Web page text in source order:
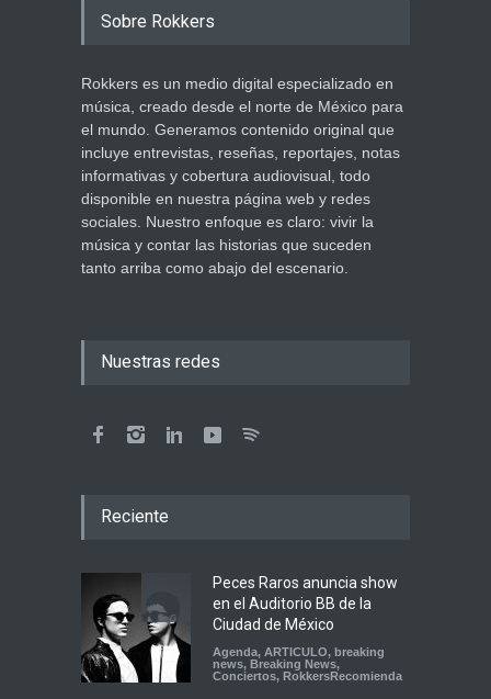
Sobre Rokkers
Rokkers es un medio digital especializado en
música, creado desde el norte de México para
el mundo. Generamos contenido original que
incluye entrevistas, reseñas, reportajes, notas
informativas y cobertura audiovisual, todo
disponible en nuestra página web y redes
sociales. Nuestro enfoque es claro: vivir la
música y contar las historias que suceden
tanto arriba como abajo del escenario.
Nuestras redes
Reciente
Peces Raros anuncia show
en el Auditorio BB de la
Ciudad de México
news,Breaking News,
Conciertos,RokkersRecomienda